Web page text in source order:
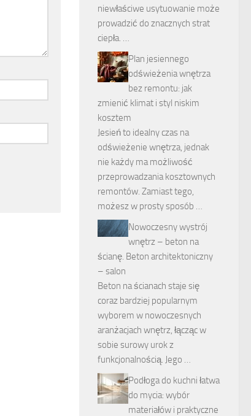
niewłaściwe usytuowanie może
prowadzić do znacznych strat
ciepła. …
Plan jesiennego
odświeżenia wnętrza
bez remontu: jak
zmienić klimat i styl niskim
kosztem
Jesień to idealny czas na
odświeżenie wnętrza, jednak
nie każdy ma możliwość
przeprowadzania kosztownych
remontów. Zamiast tego,
możesz w prosty sposób …
Nowoczesny wystrój
wnętrz – beton na
ścianę. Beton architektoniczny
– salon
Beton na ścianach staje się
coraz bardziej popularnym
wyborem w nowoczesnych
aranżacjach wnętrz, łącząc w
sobie surowy urok z
funkcjonalnością. Jego …
Podłoga do kuchni łatwa
do mycia: wybór
materiałów i praktyczne